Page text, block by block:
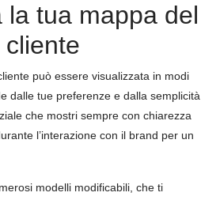
la tua mappa del
può essere visualizzata in modi
dalle tue preferenze e dalla semplicità
che mostri sempre con chiarezza
l’interazione con il brand per un
modelli modificabili, che ti